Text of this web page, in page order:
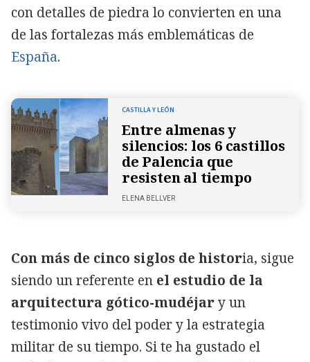
con detalles de piedra lo convierten en una
de las fortalezas más emblemáticas de
España.
CASTILLA Y LEÓN
Entre almenas y
silencios: los 6 castillos
de Palencia que
resisten al tiempo
ELENA BELLVER
Con más de cinco siglos de historia, sigue
siendo un referente en el estudio de la
arquitectura gótico-mudéjary un
testimonio vivo del poder y la estrategia
militar de su tiempo. Si te ha gustado el